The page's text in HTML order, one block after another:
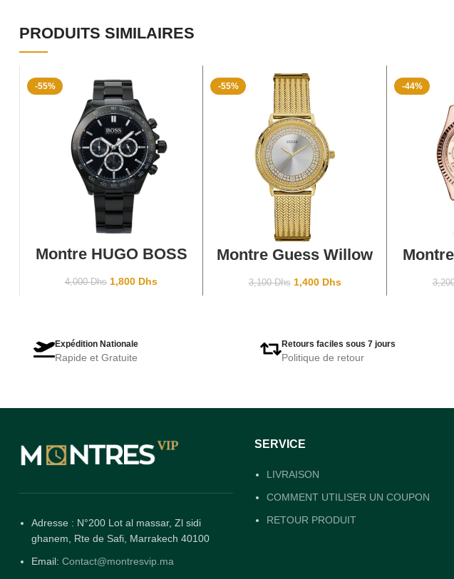
PRODUITS SIMILAIRES
-55%
AJOUTER AU PANIER
Montre HUGO BOSS
4,000Dhs 1,800 Dhs
-55%
AJOUTER AU PANIER
Montre Guess Willow
3,100Dhs 1,400 Dhs
-44%
Expédition Nationale
Rapide et Gratuite
Retours faciles sous 7 jours
Politique de retour
Adresse : N°200 Lot al massar, Zl sidi
ghanem, Rte de Safi, Marrakech 40100
Email: Contact@montresvip.ma
SERVICE
LIVRAISON
COMMENT UTILISER UN COUPON
RETOUR PRODUIT